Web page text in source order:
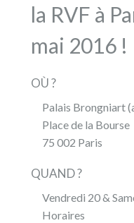
la RVF à
mai 2016 !
OÙ ?
Palais Brongniart
Place de la Bourse
75 002 Paris
QUAND ?
Vendredi 20 &
Horaires